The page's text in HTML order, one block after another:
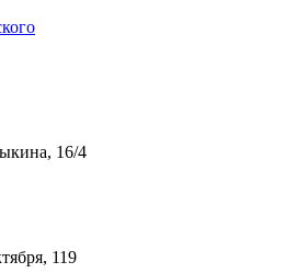
16/4
119